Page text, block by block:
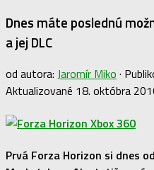
Dnes máte poslednú
a jej DLC
od autora: Jaromír Miko ·
Aktualizované 18. októbra
Prvá Forza Horizon si dnes